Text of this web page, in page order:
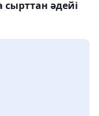
әдейі